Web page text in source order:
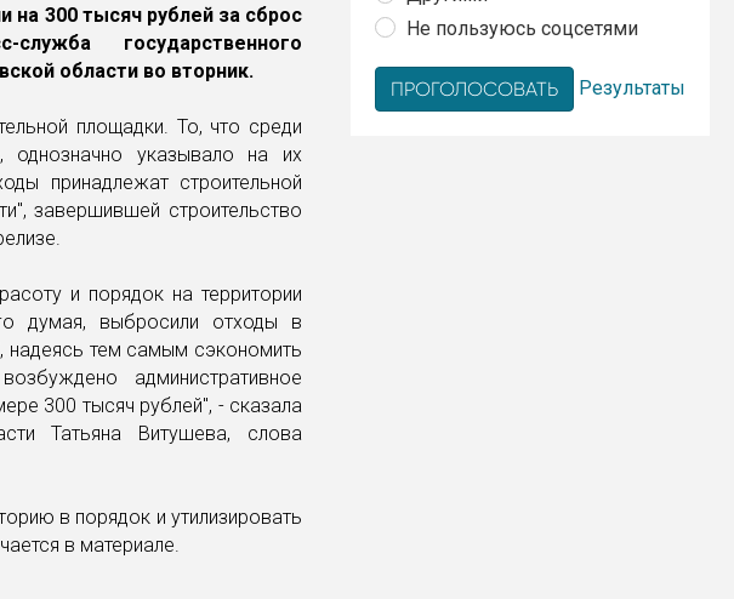
300 тысяч рублей за сброс
государственного
области во вторник.
площадки. То, что среди
однозначно указывало на их
принадлежат строительной
завершившей строительство
и порядок на территории
думая, выбросили отходы в
надеясь тем самым сэкономить
административное
300 тысяч рублей", - сказала
Татьяна Витушева, слова
в порядок и утилизировать
в материале.
Не пользуюсь соцсетями
Результаты